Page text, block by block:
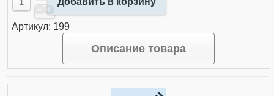
Артикул: 199
Описание товара